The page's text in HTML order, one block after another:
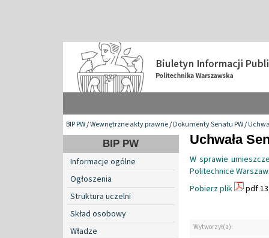
BIP PW/Wewnętrzne akty prawne/Dokumenty Senatu PW/
BIP PW
Informacje ogólne
Ogłoszenia
Struktura uczelni
Skład osobowy
Władze
Uchwała
W sprawie
Politechnice
Pobierz plik
pdf
Wytworzył(a):